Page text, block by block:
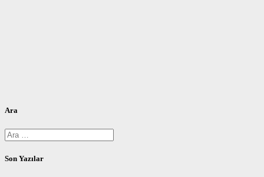
Ara
Arama:
Son Yazılar